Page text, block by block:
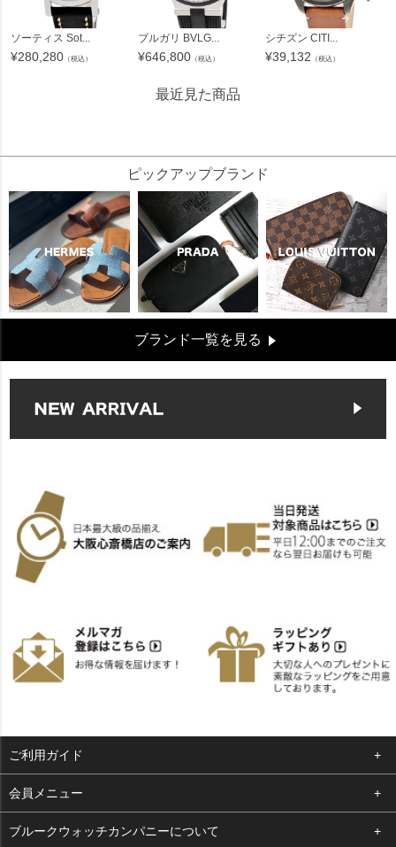
ソーティス Sot...
¥280,280 （税込）
ブルガリ BVLG...
¥646,800 （税込）
シチズン CITI...
¥39,132 （税込）
最近見た商品
ピックアップブランド
ブランド一覧を見る
ご利用ガイド
よくある質問
支払い・送料
会員メニュー
ログイン
ブルークウォッチカンパニーについて